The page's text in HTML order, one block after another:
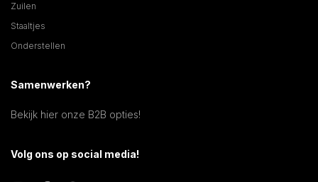
Zuilen
Staaltjes
Onderstellen
Samenwerken?
Bekijk hier onze B2B opties!
Volg ons op social media!